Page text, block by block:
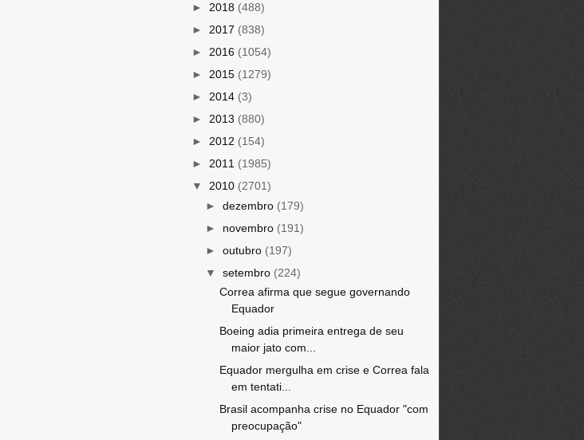
► 2018 (488)
► 2017 (838)
► 2016 (1054)
► 2015 (1279)
► 2014 (3)
► 2013 (880)
► 2012 (154)
► 2011 (1985)
▼ 2010 (2701)
► dezembro (179)
► novembro (191)
► outubro (197)
▼ setembro (224)
Correa afirma que segue governando
Equador
Boeing adia primeira entrega de seu
maior jato com...
Equador mergulha em crise e Correa fala
em tentati...
Brasil acompanha crise no Equador "com
preocupação"